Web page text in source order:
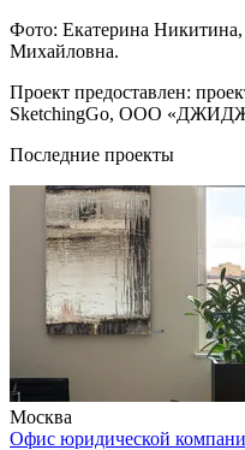
Фото: Екатерина
Михайловна.
Проект предоставлен:
SketchingGo, ООО
Последние проекты
Москва
Офис юридической